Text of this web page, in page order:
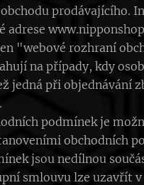
prodávajícího.
adrese
"webové rozhraní
na případy, kdy
jedná při objednávání
podmínek je
obchodních
jsou nedílnou
smlouvu lze uzavřít v